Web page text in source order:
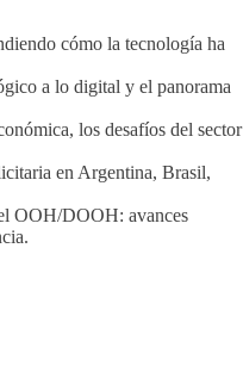
cómo la tecnología ha
a lo digital y el panorama
los desafíos del sector
en Argentina, Brasil,
OOH/DOOH: avances